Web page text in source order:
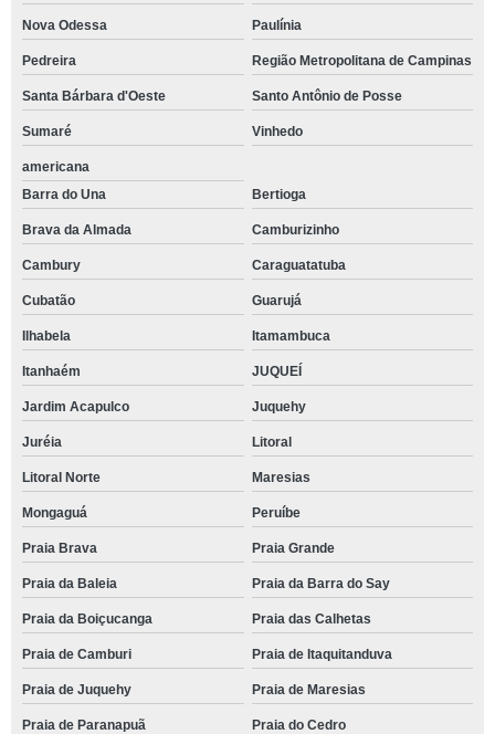
Nova Odessa Paulínia
Pedreira Região Metropolitana de Campinas
Santa Bárbara d'Oeste Santo Antônio de Posse
Sumaré Vinhedo
americana
Barra do Una
Bertioga
Brava da Almada Camburizinho
Cambury Caraguatatuba
Cubatão Guarujá
Ilhabela Itamambuca
Itanhaém JUQUEÍ
Jardim Acapulco Juquehy
Juréia Litoral
Litoral Norte Maresias
Mongaguá Peruíbe
Praia Brava Praia Grande
Praia da Baleia Praia da Barra do Say
Praia da Boiçucanga Praia das Calhetas
Praia de Camburi Praia de Itaquitanduva
Praia de Juquehy Praia de Maresias
Praia de Paranapuã Praia do Cedro